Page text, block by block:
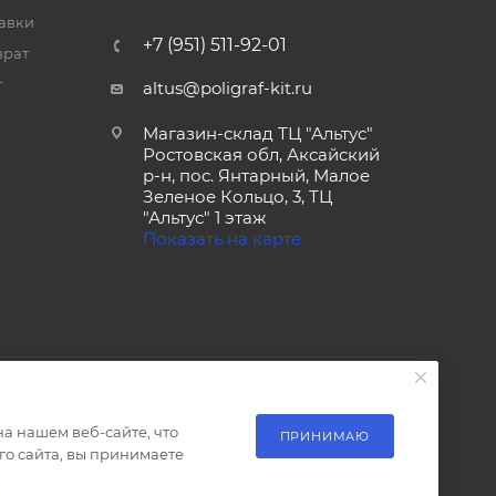
+7 (951) 511-92-01
altus@poligraf-kit.ru
Магазин-склад ТЦ "Альтус"
Ростовская обл, Аксайский
р-н, пос. Янтарный, Малое
Зеленое Кольцо, 3, ТЦ
"Альтус" 1 этаж
Показать на карте
нашем веб-сайте, что
сайта, вы принимаете
ПРИНИМАЮ